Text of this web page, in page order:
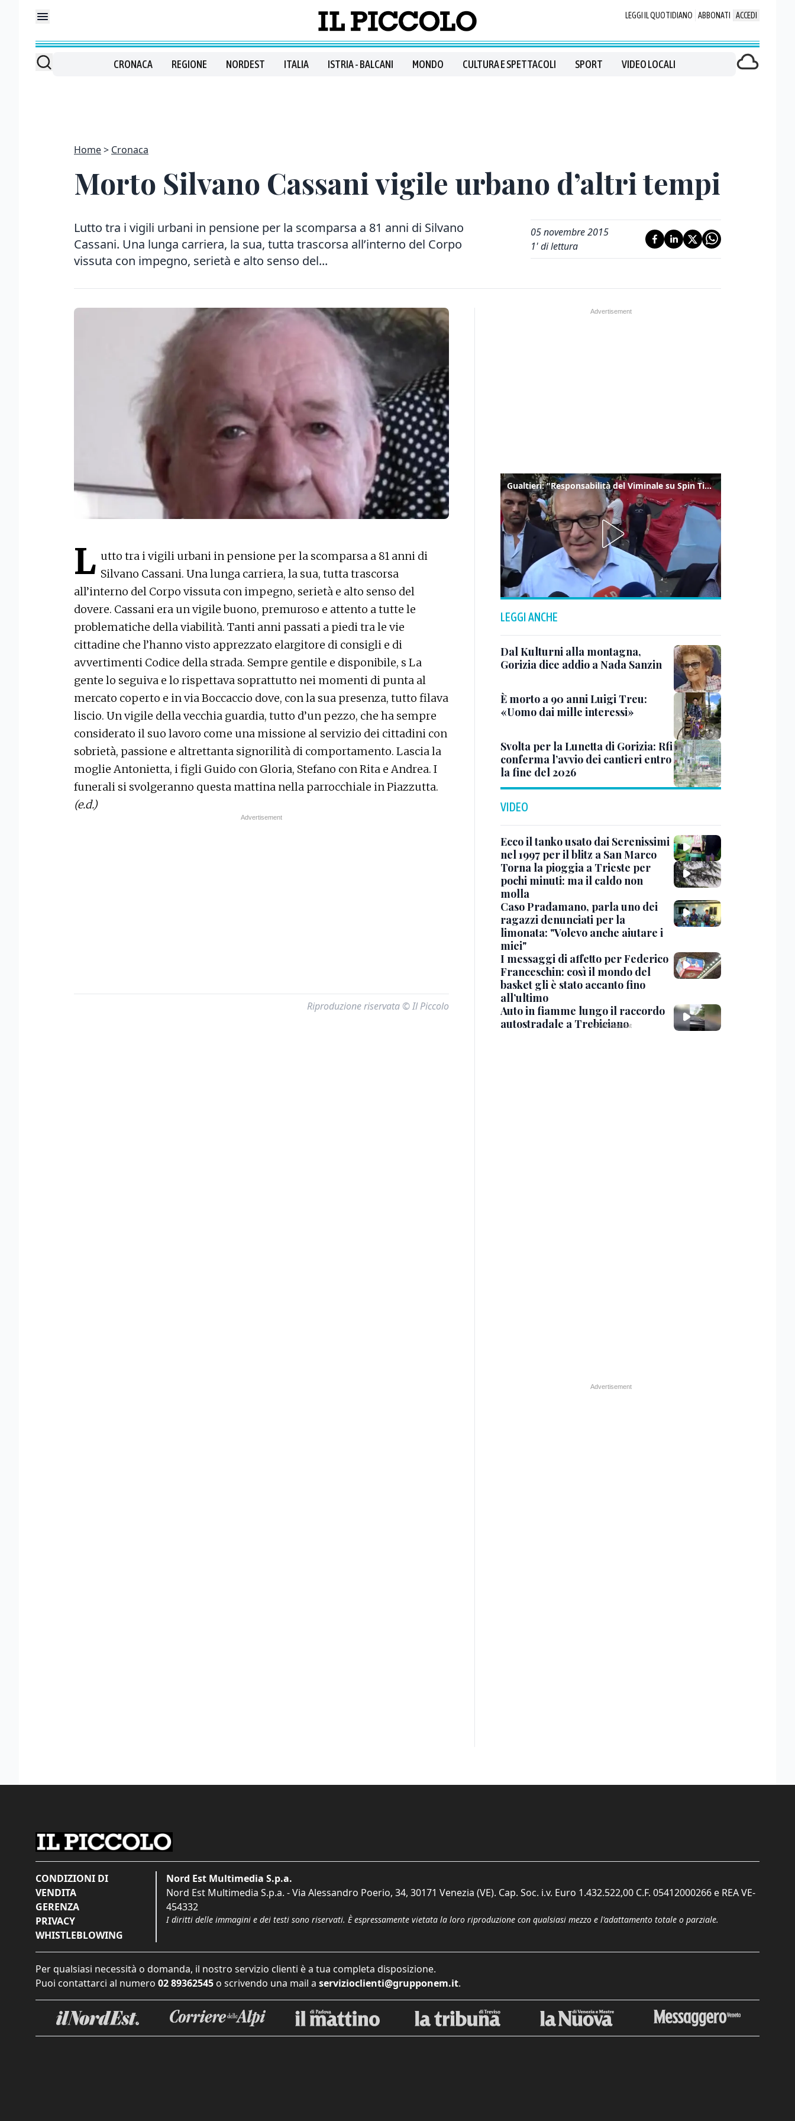
LEGGI IL QUOTIDIANO ABBONATI ACCEDI
CRONACA REGIONE NORDEST ITALIA ISTRIA - BALCANI MONDO CULTURA E SPETTACOLI SPORT VIDEO LOCALI
Home Cronaca
Morto Silvano Cassani vigile urbano d’altri tempi
Lutto tra i vigili urbani in pensione per la scomparsa a 81 anni di Silvano
Cassani. Una lunga carriera, la sua, tutta trascorsa all’interno del Corpo
vissuta con impegno, serietà e alto senso del...
05 novembre 2015
1' di lettura
L utto tra i vigili urbani in pensione per la scomparsa a 81 anni di
Silvano Cassani. Una lunga carriera, la sua, tutta trascorsa
all’interno del Corpo vissuta con impegno, serietà e alto senso del
dovere. Cassani era un vigile buono, premuroso e attento a tutte le
problematiche della viabilità. Tanti anni passati a piedi tra le vie
cittadine che l’hanno visto apprezzato elargitore di consigli e di
avvertimenti Codice della strada. Sempre gentile e disponibile, s La
gente lo seguiva e lo rispettava soprattutto nei momenti di punta al
mercato coperto e in via Boccaccio dove, con la sua presenza, tutto filava
liscio. Un vigile della vecchia guardia, tutto d’un pezzo, che ha sempre
considerato il suo lavoro come una missione al servizio dei cittadini con
sobrietà, passione e altrettanta signorilità di comportamento. Lascia la
moglie Antonietta, i figli Guido con Gloria, Stefano con Rita e Andrea. I
funerali si svolgeranno questa mattina nella parrocchiale in Piazzutta.
(e.d.)
Riproduzione riservata © Il Piccolo
Gualtieri: "Responsabilità del Viminale su Spin Time? La posizione dei partiti è nota"
LEGGI ANCHE
Dal Kulturni alla montagna,
Gorizia dice addio a Nada Sanzin
È morto a 90 anni Luigi Treu:
«Uomo dai mille interessi»
Svolta per la Lunetta di Gorizia: Rfi
conferma l’avvio dei cantieri entro
la fine del 2026
VIDEO
Ecco il tanko usato dai Serenissimi
nel 1997 per il blitz a San Marco
Torna la pioggia a Trieste per
pochi minuti: ma il caldo non
molla
Caso Pradamano, parla uno dei
ragazzi denunciati per la
limonata: "Volevo anche aiutare i
miei"
I messaggi di affetto per Federico
Franceschin: così il mondo del
basket gli è stato accanto fino
all’ultimo
Auto in fiamme lungo il raccordo
autostradale a Trebiciano
CONDIZIONI DI
VENDITA
GERENZA
PRIVACY
WHISTLEBLOWING
Nord Est Multimedia S.p.a.
Nord Est Multimedia S.p.a. - Via Alessandro Poerio, 34, 30171 Venezia (VE). Cap. Soc. i.v. Euro 1.432.522,00 C.F. 05412000266 e REA VE-
454332
I diritti delle immagini e dei testi sono riservati. È espressamente vietata la loro riproduzione con qualsiasi mezzo e l'adattamento totale o parziale.
Per qualsiasi necessità o domanda, il nostro servizio clienti è a tua completa disposizione.
Puoi contattarci al numero 02 89362545 o scrivendo una mail a servizioclienti@grupponem.it.